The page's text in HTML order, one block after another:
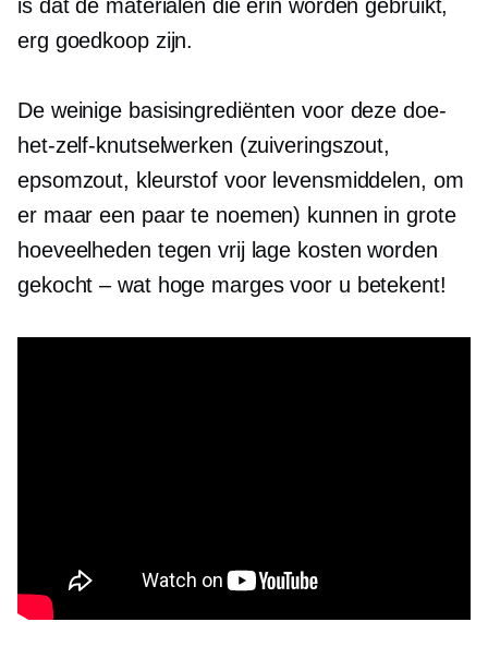
is dat de materialen die erin worden gebruikt,
erg goedkoop zijn.
De weinige basisingrediënten voor deze doe-
het-zelf-knutselwerken (zuiveringszout,
epsomzout, kleurstof voor levensmiddelen, om
er maar een paar te noemen) kunnen in grote
hoeveelheden tegen vrij lage kosten worden
gekocht – wat hoge marges voor u betekent!